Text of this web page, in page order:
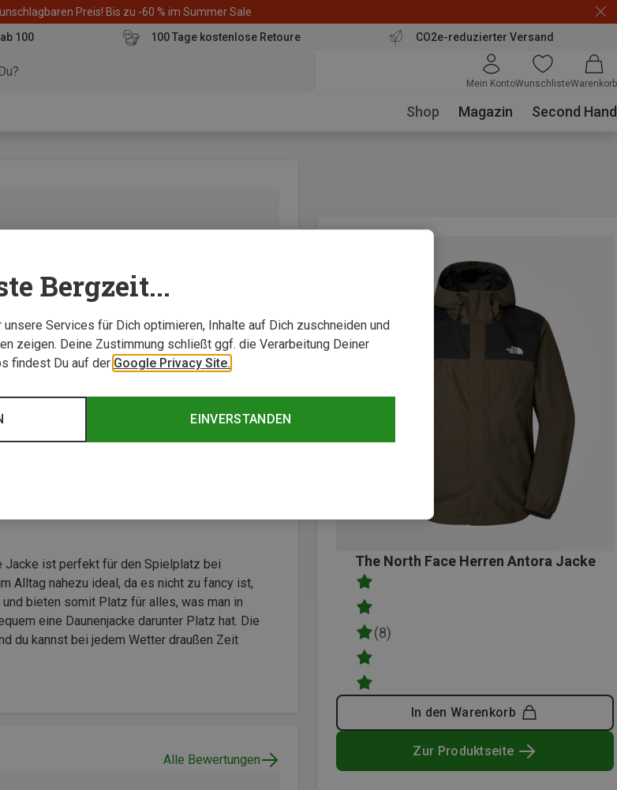
Preis! Bis zu -60 % im Summer Sale
100
100 Tage kostenlose Retoure CO2e-reduzierter Versand
Mein KontoWunschlisteWarenkorb
Shop Magazin Second Hand
darunter Platz hat“
Jacke ist perfekt für den Spielplatz bei
Alltag nahezu ideal, da es nicht zu fancy ist,
bieten somit Platz für alles, was man in
eine Daunenjacke darunter Platz hat. Die
du kannst bei jedem Wetter draußen Zeit
The North Face Herren Antora Jacke
(8)
In den Warenkorb
Zur Produktseite
Alle Bewertungen
Bergzeit...
Services für Dich optimieren, Inhalte auf Dich zuschneiden und
zeigen. Deine Zustimmung schließt ggf. die Verarbeitung Deiner
findest Du auf der Google Privacy Site.
EINVERSTANDEN